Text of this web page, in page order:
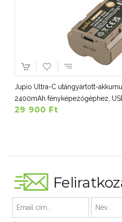
Jupio Ultra-C utángyártott-
2400mAh fényképezőgéphez,
29 900 Ft